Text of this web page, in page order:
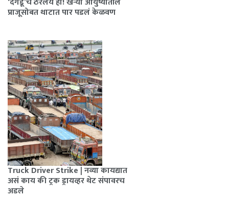
प्राजूसोबत थाटात पार पडलं केळवण
Truck Driver Strike | नव्या कायद्यात
असं काय की ट्रक ड्रायव्हर थेट संपावरच
अडले